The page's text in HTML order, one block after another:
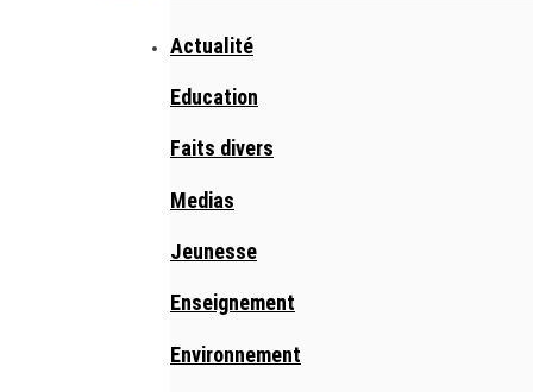
Actualité
Education
Faits divers
Medias
Jeunesse
Enseignement
Environnement